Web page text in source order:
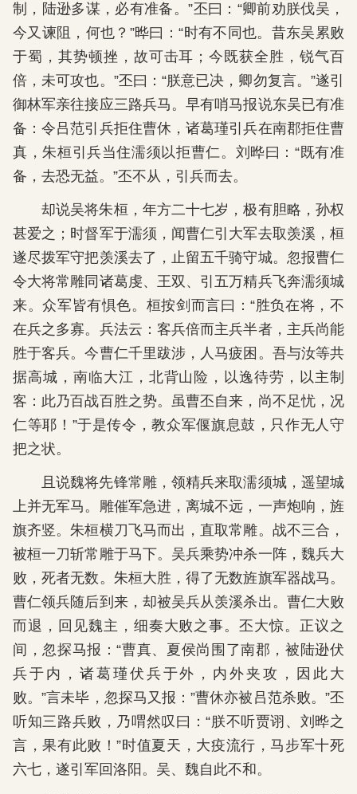
制，陆逊多谋，必有准备。”丕曰：“卿前劝朕伐吴，
今又谏阻，何也？”晔曰：“时有不同也。昔东吴累败
于蜀，其势顿挫，故可击耳；今既获全胜，锐气百
倍，未可攻也。”丕曰：“朕意已决，卿勿复言。”遂引
御林军亲往接应三路兵马。早有哨马报说东吴已有准
备：令吕范引兵拒住曹休，诸葛瑾引兵在南郡拒住曹
真，朱桓引兵当住濡须以拒曹仁。刘晔曰：“既有准
备，去恐无益。”丕不从，引兵而去。
却说吴将朱桓，年方二十七岁，极有胆略，孙权
甚爱之；时督军于濡须，闻曹仁引大军去取羡溪，桓
遂尽拨军守把羡溪去了，止留五千骑守城。忽报曹仁
令大将常雕同诸葛虔、王双、引五万精兵飞奔濡须城
来。众军皆有惧色。桓按剑而言曰：“胜负在将，不
在兵之多寡。兵法云：客兵倍而主兵半者，主兵尚能
胜于客兵。今曹仁千里跋涉，人马疲困。吾与汝等共
据高城，南临大江，北背山险，以逸待劳，以主制
客：此乃百战百胜之势。虽曹丕自来，尚不足忧，况
仁等耶！”于是传令，教众军偃旗息鼓，只作无人守
把之状。
且说魏将先锋常雕，领精兵来取濡须城，遥望城
上并无军马。雕催军急进，离城不远，一声炮响，旌
旗齐竖。朱桓横刀飞马而出，直取常雕。战不三合，
被桓一刀斩常雕于马下。吴兵乘势冲杀一阵，魏兵大
败，死者无数。朱桓大胜，得了无数旌旗军器战马。
曹仁领兵随后到来，却被吴兵从羡溪杀出。曹仁大败
而退，回见魏主，细奏大败之事。丕大惊。正议之
间，忽探马报：“曹真、夏侯尚围了南郡，被陆逊伏
兵于内，诸葛瑾伏兵于外，内外夹攻，因此大
败。”言未毕，忽探马又报：”曹休亦被吕范杀败。”丕
听知三路兵败，乃喟然叹曰：“朕不听贾诩、刘晔之
言，果有此败！”时值夏天，大疫流行，马步军十死
六七，遂引军回洛阳。吴、魏自此不和。